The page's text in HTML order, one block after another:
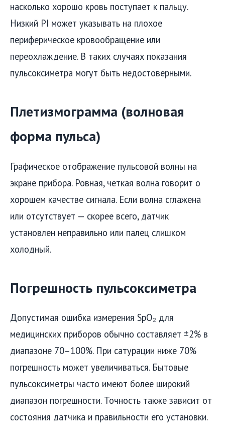
насколько хорошо кровь поступает к пальцу.
Низкий PI может указывать на плохое
периферическое кровообращение или
переохлаждение. В таких случаях показания
пульсоксиметра могут быть недостоверными.
Плетизмограмма (волновая
форма пульса)
Графическое отображение пульсовой волны на
экране прибора. Ровная, четкая волна говорит о
хорошем качестве сигнала. Если волна сглажена
или отсутствует — скорее всего, датчик
установлен неправильно или палец слишком
холодный.
Погрешность пульсоксиметра
Допустимая ошибка измерения SpO₂ для
медицинских приборов обычно составляет ±2% в
диапазоне 70–100%. При сатурации ниже 70%
погрешность может увеличиваться. Бытовые
пульсоксиметры часто имеют более широкий
диапазон погрешности. Точность также зависит от
состояния датчика и правильности его установки.